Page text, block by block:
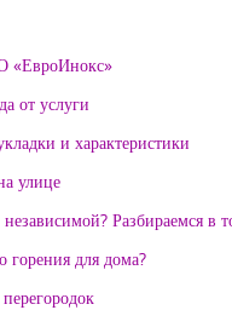
«ЕвроИнокс»
от услуги
и характеристики
улице
Разбираемся в
горения для дома?